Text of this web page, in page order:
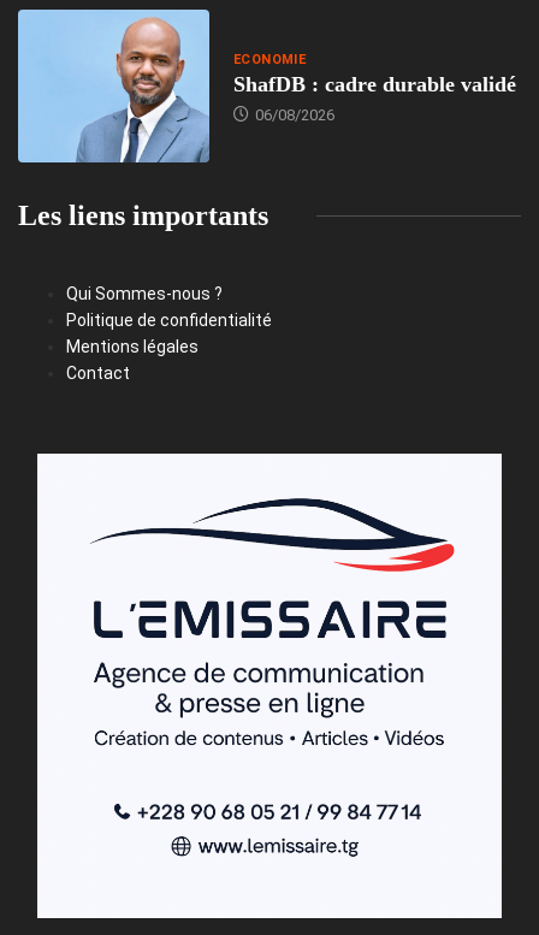
ECONOMIE
ShafDB : cadre durable validé
06/08/2026
Les liens importants
Qui Sommes-nous ?
Politique de confidentialité
Mentions légales
Contact